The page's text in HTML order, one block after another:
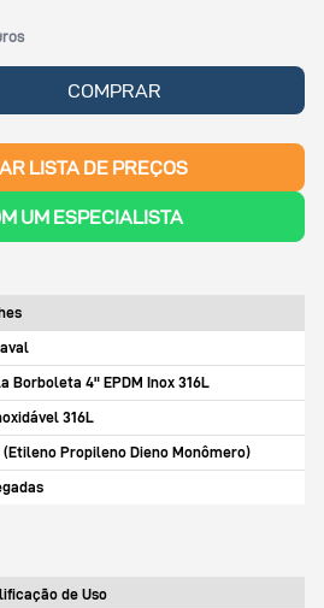
COMPRAR
LISTA DE PREÇOS
UM ESPECIALISTA
Borboleta 4" EPDM Inox 316L
316L
(Etileno Propileno Dieno Monômero)
de Uso